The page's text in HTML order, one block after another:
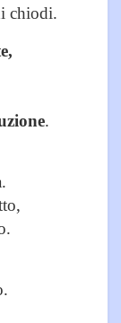
chiodi.
.